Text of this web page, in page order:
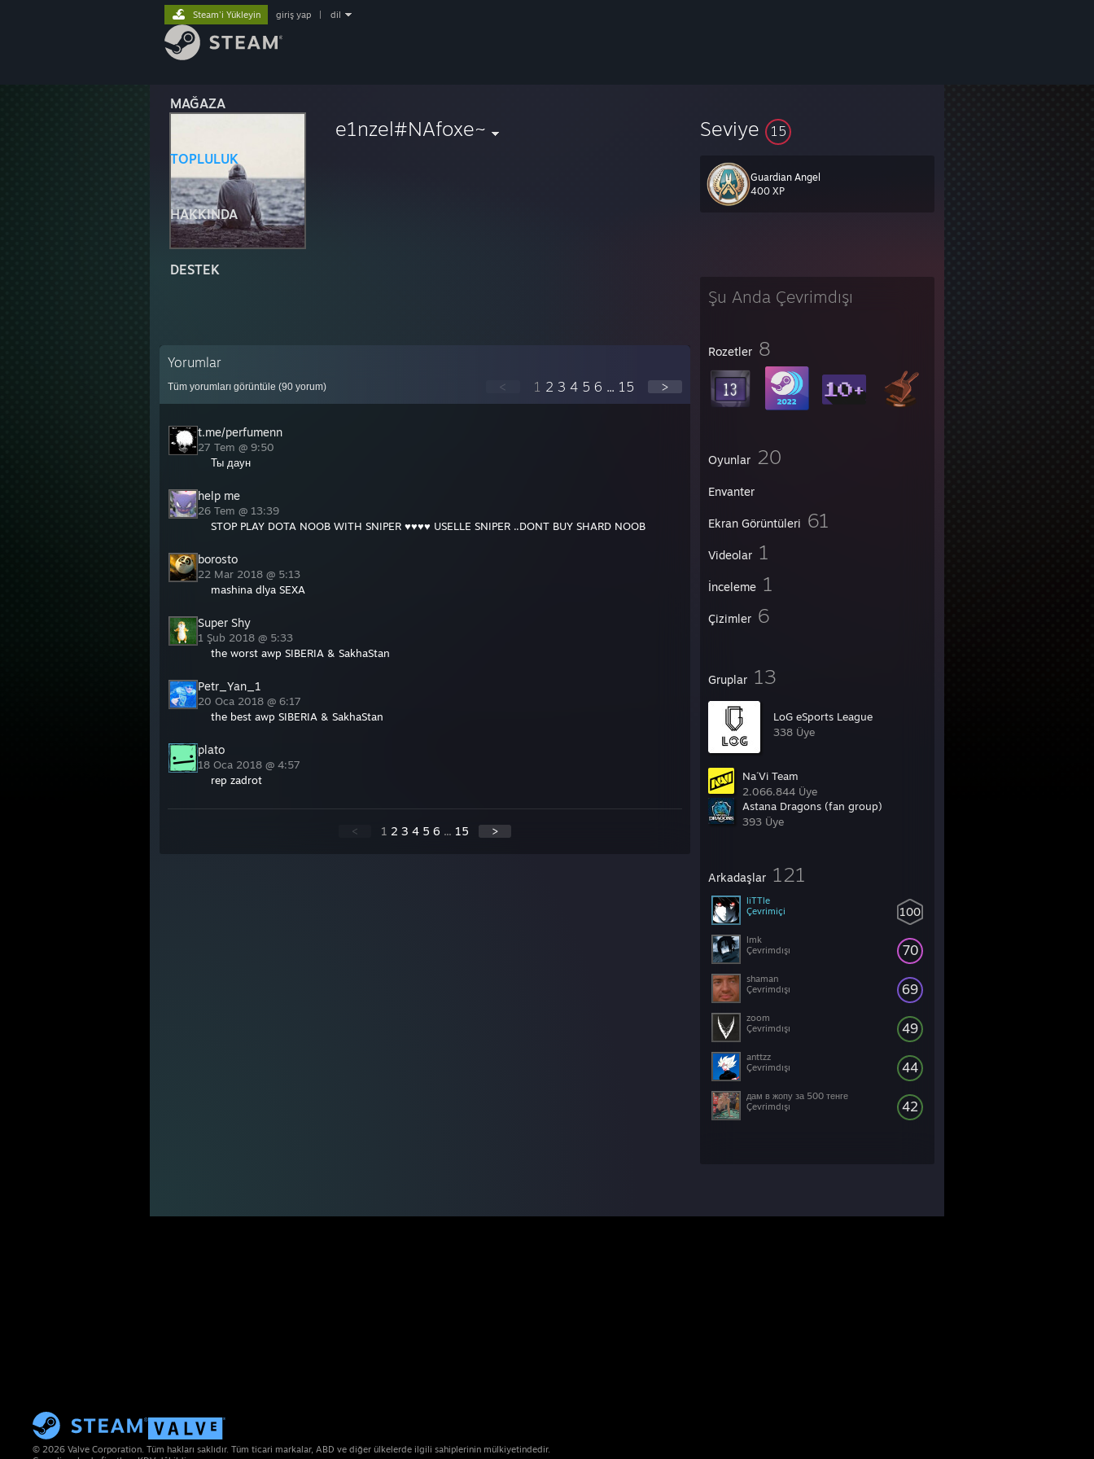
MAĞAZA
TOPLULUK
HAKKINDA
DESTEK
Steam'i Yükleyin giriş yap dil
e1nzel#NAfoxe~ Seviye 15
Guardian Angel
400 XP
Şu Anda Çevrimdışı
Rozetler 8
Oyunlar 20
Envanter
Ekran Görüntüleri 61
Videolar 1
İnceleme 1
Çizimler 6
Gruplar 13
LoG eSports League
338 Üye
Na´Vi Team
2.066.844 Üye
Astana Dragons (fan group)
393 Üye
Arkadaşlar 121
100
liTTle
Çevrimiçi
70
lmk
Çevrimdışı
69
shaman
Çevrimdışı
49
zoom
Çevrimdışı
44
anttzz
Çevrimdışı
42
дам в жопу за 500 тенге
Çevrimdışı
Yorumlar
Tüm yorumları görüntüle (90 yorum) < 1 2 3 4 5 6 ... 15 >
t.me/perfumenn
27 Tem @ 9:50
Ты даун
help me
26 Tem @ 13:39
STOP PLAY DOTA NOOB WITH SNIPER ♥♥♥♥ USELLE SNIPER ..DONT BUY SHARD NOOB
borosto
22 Mar 2018 @ 5:13
mashina dlya SEXA
Super Shy
1 Şub 2018 @ 5:33
the worst awp SIBERIA & SakhaStan
Petr_Yan_1
20 Oca 2018 @ 6:17
the best awp SIBERIA & SakhaStan
plato
18 Oca 2018 @ 4:57
rep zadrot
< 1 2 3 4 5 6 ... 15 >
© 2026 Valve Corporation. Tüm hakları saklıdır. Tüm ticari markalar, ABD ve diğer ülkelerde ilgili sahiplerinin mülkiyetindedir.